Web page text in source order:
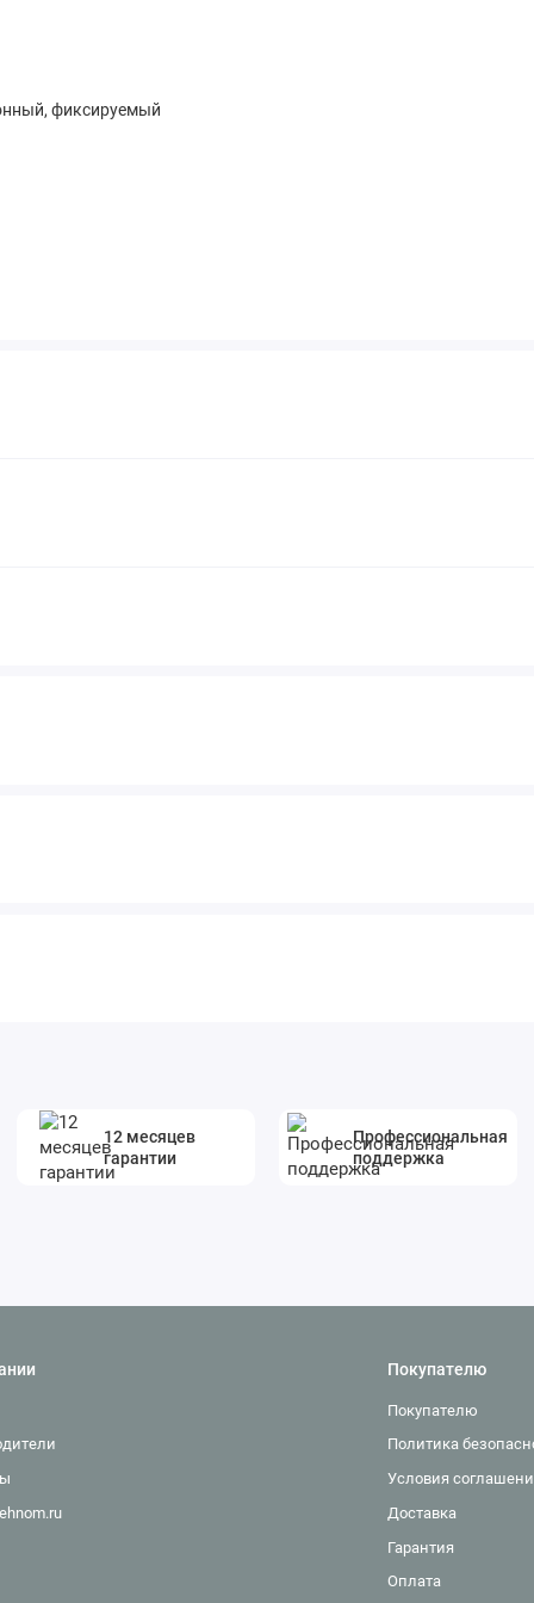
фиксируемый
12 месяцев
гарантии
Профессиональная
поддержка
Покупателю
Покупателю
Политика
Условия
Доставка
Гарантия
Оплата